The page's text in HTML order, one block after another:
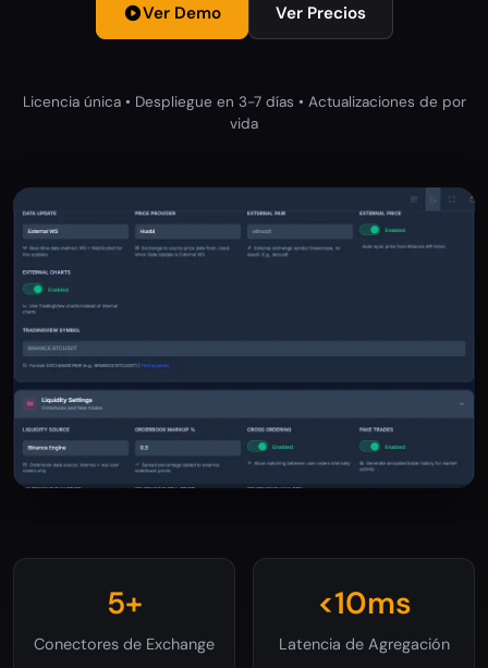
Ver Demo Ver Precios
Licencia única • Despliegue en 3-7 días • Actualizaciones de por
vida
5+
Conectores de Exchange
<10ms
Latencia de Agregación